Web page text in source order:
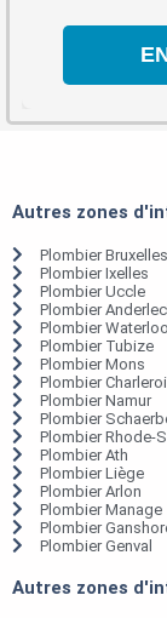
Autres zones
Plombier Bruxelles
Plombier Ixelles
Plombier Uccle
Plombier
Plombier Waterloo
Plombier Tubize
Plombier Mons
Plombier Charleroi
Plombier Namur
Plombier
Plombier Rhode-
Plombier Ath
Plombier Liège
Plombier Arlon
Plombier Manage
Plombier
Plombier Genval
Autres zones